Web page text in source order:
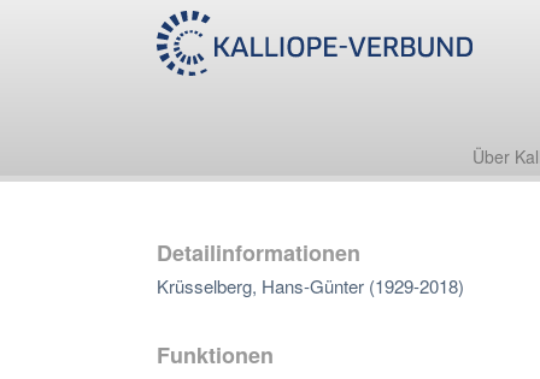
Über
Detailinformationen
Krüsselberg, Hans-Günter (1929-2018)
Funktionen